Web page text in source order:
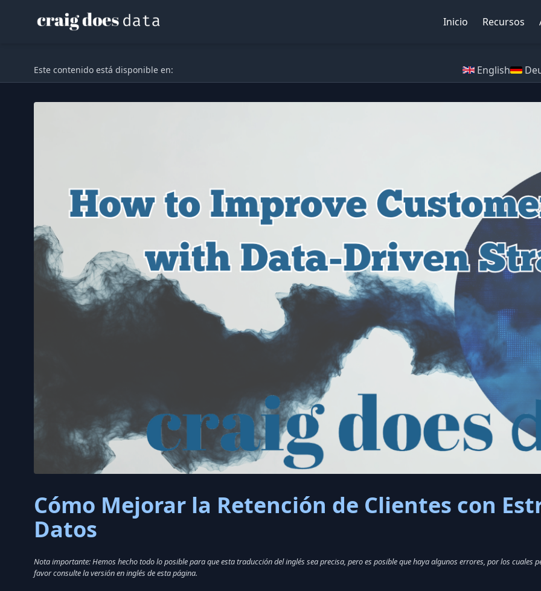
Inicio Recursos
Este contenido está disponible en: English
Cómo Mejorar la Retención de Clientes con
Datos
Nota importante: Hemos hecho todo lo posible para que esta traducción del inglés sea precisa, pero es posible que haya algunos errores, por los cuales
favor consulte la versión en inglés de esta página.